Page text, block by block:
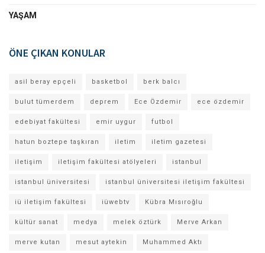
YAŞAM
ÖNE ÇIKAN KONULAR
asil beray epçeli basketbol berk balcı
bulut tümerdem deprem Ece Özdemir ece özdemir
edebiyat fakültesi emir uygur futbol
hatun boztepe taşkıran iletim iletim gazetesi
iletişim iletişim fakültesi atölyeleri istanbul
istanbul üniversitesi istanbul üniversitesi iletişim fakültesi
iü iletişim fakültesi iüwebtv Kübra Mısıroğlu
kültür sanat medya melek öztürk Merve Arkan
merve kutan mesut aytekin Muhammed Aktı